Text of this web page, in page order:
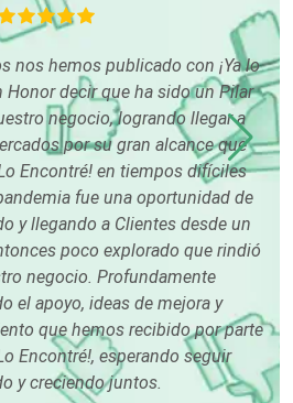
en General
Automotrices
nos hemos publicado con ¡Ya lo
Honor decir que ha sido un Pilar
negocio, logrando llegar a
por su gran alcance que
Encontré! en tiempos difíciles
fue una oportunidad de
y llegando a Clientes desde un
poco explorado que rindió
negocio. Profundamente
el apoyo, ideas de mejora y
que hemos recibido por parte
Encontré!, esperando seguir
y creciendo juntos.